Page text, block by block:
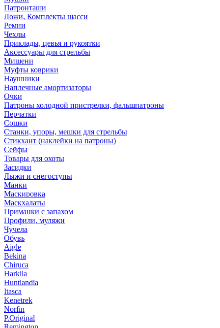
Патронташи
Ложи, Комплекты шасси
Ремни
Чехлы
Приклады, цевья и рукоятки
Аксессуары для стрельбы
Мишени
Муфты коврики
Наушники
Наплечные амортизаторы
Очки
Патроны холодной пристрелки, фальшпатроны
Перчатки
Сошки
Станки, упоры, мешки для стрельбы
Стикхант (наклейки на патроны)
Сейфы
Товары для охоты
Засидки
Лыжи и снегоступы
Манки
Маскировка
Маскхалаты
Приманки с запахом
Профили, муляжи
Чучела
Обувь
Aigle
Bekina
Chiruсa
Harkila
Huntlandia
Itasca
Kenetrek
Norfin
P.Original